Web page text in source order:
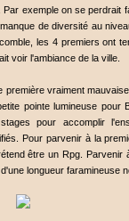
exemple on se perdrait
de diversité au
les 4 premiers ont
voir l'ambiance de la ville.
vraiment
pointe lumineuse pour
pour accomplir
Pour parvenir à la
être un Rpg. Parvenir
longueur faramineuse